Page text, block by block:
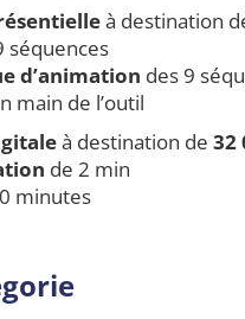
à destination
séquences
d’animation des 9
main de l’outil
à destination de 32
de 2 min
minutes